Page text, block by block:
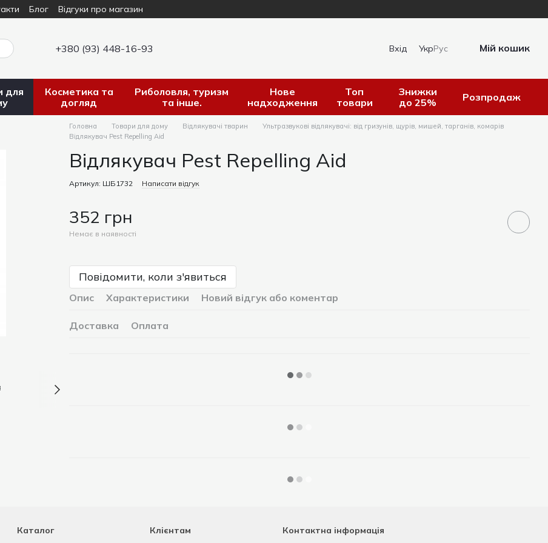
Блог Відгуки про магазин
+380 (93) 448-16-93 Вхід УкрРус Мій кошик
для
Косметика та
догляд
Риболовля, туризм
та інше.
Нове
надходження
Топ
товари
Знижки
до 25%
Розпродаж
Головна Товари для дому Відлякувачі тварин
Ультразвукові відлякувачі: від гризунів, щурів, мишей, тарганів, комарів
Відлякувач Pest Repelling Aid
Відлякувач Pest Repelling Aid
Артикул: ШБ1732 Написати відгук
352 грн
Немає в наявності
Повідомити, коли з'явиться
Опис Характеристики Новий відгук або коментар
Доставка Оплата
Каталог Клієнтам Контактна інформація